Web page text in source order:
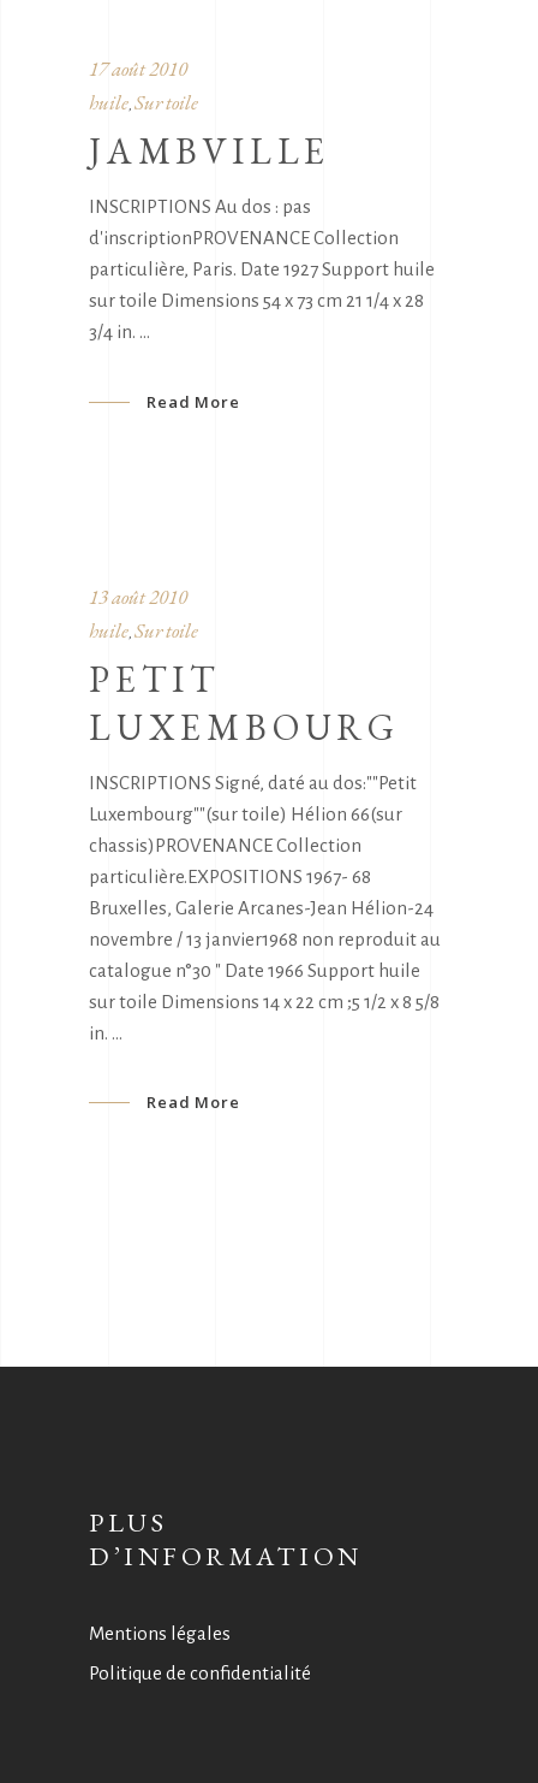
17 août 2010
huile, Sur toile
JAMBVILLE
INSCRIPTIONS Au dos : pas
d'inscriptionPROVENANCE Collection
particulière, Paris. Date 1927 Support huile
sur toile Dimensions 54 x 73 cm 21 1/4 x 28
3/4 in.
Read More
13 août 2010
huile Sur toile
PETIT
LUXEMBOURG
INSCRIPTIONS Signé, daté au dos:""Petit
Luxembourg""(sur toile) Hélion 66(sur
chassis)PROVENANCE Collection
particulière.EXPOSITIONS 1967- 68
Bruxelles, Galerie Arcanes-Jean Hélion-24
novembre / 13 janvier1968 non reproduit au
catalogue n°30 " Date 1966 Support huile
sur toile Dimensions 14 x 22 cm ;5 1/2 x 8 5/8
in.
Read More
PLUS
D’INFORMATION
Mentions légales
Politique de confidentialité